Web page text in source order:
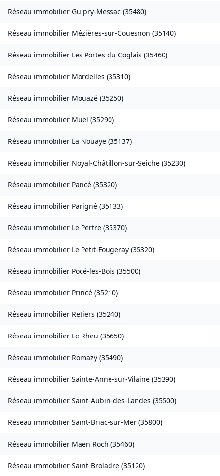
Réseau immobilier Guipry-Messac (35480)
Réseau immobilier Mézières-sur-Couesnon (35140)
Réseau immobilier Les Portes du Coglais (35460)
Réseau immobilier Mordelles (35310)
Réseau immobilier Mouazé (35250)
Réseau immobilier Muel (35290)
Réseau immobilier La Nouaye (35137)
Réseau immobilier Noyal-Châtillon-sur-Seiche (35230)
Réseau immobilier Pancé (35320)
Réseau immobilier Parigné (35133)
Réseau immobilier Le Pertre (35370)
Réseau immobilier Le Petit-Fougeray (35320)
Réseau immobilier Pocé-les-Bois (35500)
Réseau immobilier Princé (35210)
Réseau immobilier Retiers (35240)
Réseau immobilier Le Rheu (35650)
Réseau immobilier Romazy (35490)
Réseau immobilier Sainte-Anne-sur-Vilaine (35390)
Réseau immobilier Saint-Aubin-des-Landes (35500)
Réseau immobilier Saint-Briac-sur-Mer (35800)
Réseau immobilier Maen Roch (35460)
Réseau immobilier Saint-Broladre (35120)